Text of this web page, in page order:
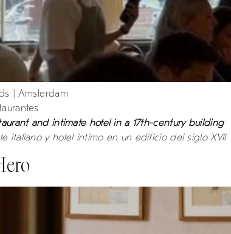
| Amsterdam
and intimate hotel in a 17th-century building
italiano y hotel íntimo en un edificio del siglo XVII